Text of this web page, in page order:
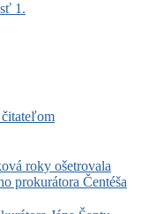
1.
čitateľom
roky ošetrovala
prokurátora Čentéša